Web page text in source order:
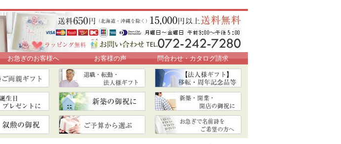
お急ぎのお客様へ お客様の声 問合わせ・カタログ請求